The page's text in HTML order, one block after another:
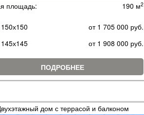
площадь:
190 м2
150х150
от 1 705 000 руб.
145х145
от 1 908 000 руб.
ПОДРОБНЕЕ
дом с террасой и балконом